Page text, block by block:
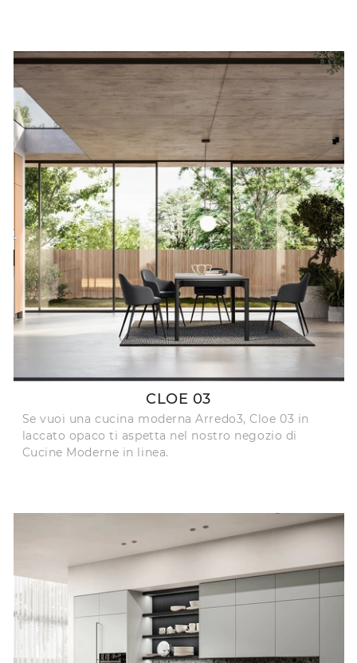
CLOE 03
Se vuoi una cucina moderna Arredo3, Cloe 03 in
laccato opaco ti aspetta nel nostro negozio di
Cucine Moderne in linea.